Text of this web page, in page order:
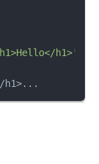
h1>'
h1>...